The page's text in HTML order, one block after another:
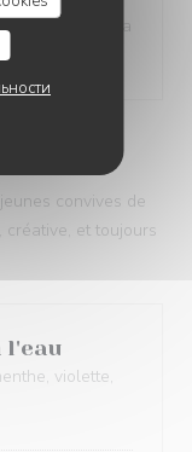
huile à la
convives de
et toujours
l'eau
violette,